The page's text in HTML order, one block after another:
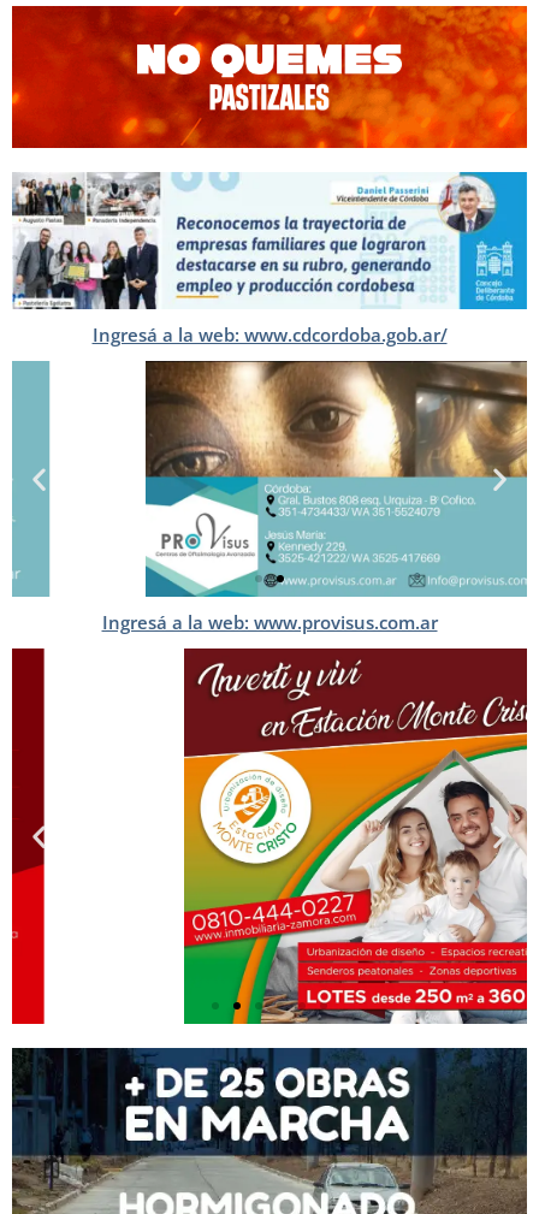
Ingresá a la web: www.cdcordoba.gob.ar/
Ingresá a la web: www.provisus.com.ar